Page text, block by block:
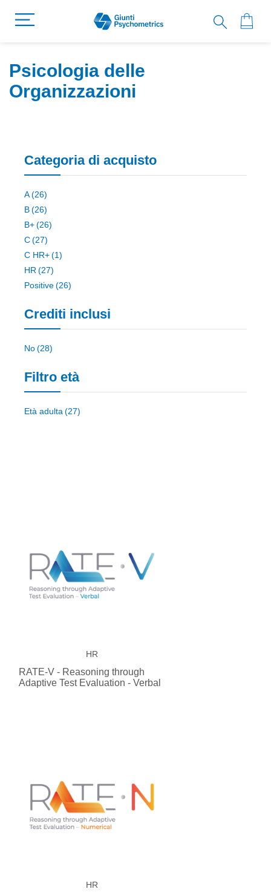
Psicologia delle
Organizzazioni
Categoria di acquisto
A 26elemento
B 26elemento
B+ 26elemento
C 27elemento
C HR+ 1elemento
HR
27elemento
Positive 26elemento
Crediti inclusi
No 28elemento
Filtro età
Età adulta 27elemento
HR
RATE-V - Reasoning through
Adaptive Test Evaluation - Verbal
HR